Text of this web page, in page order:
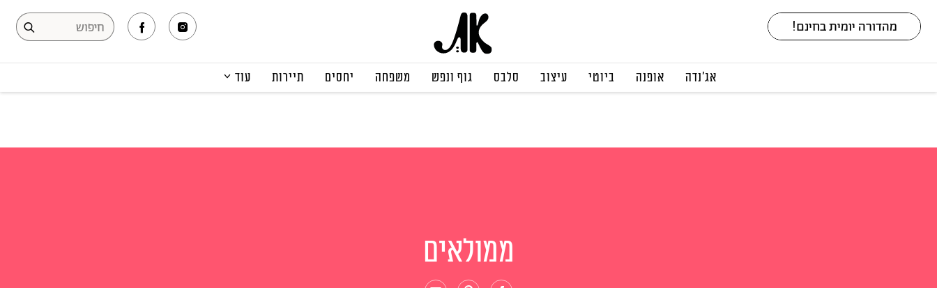
אג׳נדה אופנה ביוטי עיצוב סלבס גוף ונפש משפחה יחסים תיירות עוד
ממולאים